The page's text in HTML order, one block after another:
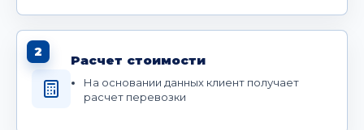
2
Расчет стоимости
На основании данных клиент получает
расчет перевозки